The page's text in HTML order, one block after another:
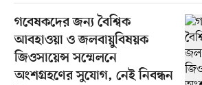
গবেষকদের জন্য বৈশ্বিক
আবহাওয়া ও জলবায়ুবিষয়ক
জিওসায়েন্স সম্মেলনে
অংশগ্রহণের সুযোগ, নেই নিবন্ধন